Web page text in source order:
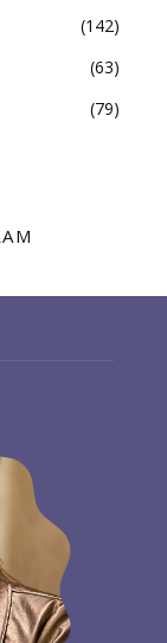
142
63
79